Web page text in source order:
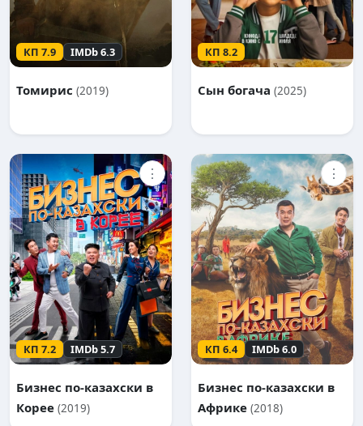
КП 7.9 IMDb 6.3
Томирис (2019)
КП 8.2
Сын богача (2025)
⋮
КП 7.2 IMDb 5.7
Бизнес по-казахски в
Корее (2019)
⋮
КП 6.4 IMDb 6.0
Бизнес по-казахски в
Африке (2018)